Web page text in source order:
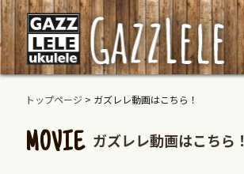
トップページ > ガズレレ動画はこちら！
MOVIE ガズレレ動画はこちら！